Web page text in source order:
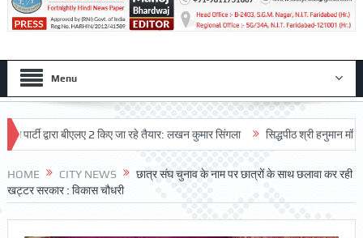
Menu
द्वारा बीएलए 2 किए जा रहे तैयार: लखन कुमार सिंगला सिद्धपीठ श्री हनुमान मंदिर का
HOME CITY NEWS
छात्र संघ चुनाव के नाम पर छात्रों के साथ छलावा कर रही
खट्टर सरकार : विकास चौधरी